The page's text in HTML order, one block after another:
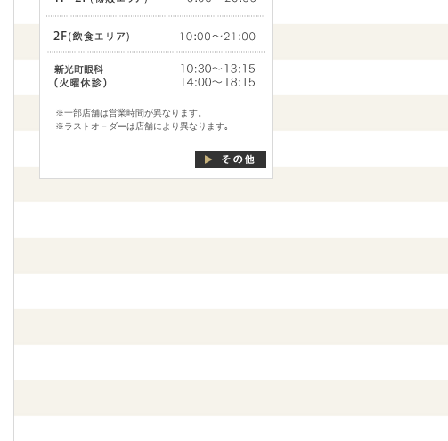
※一部店舗は営業時間が異なります。
※ラストオ－ダーは店舗により異なります｡